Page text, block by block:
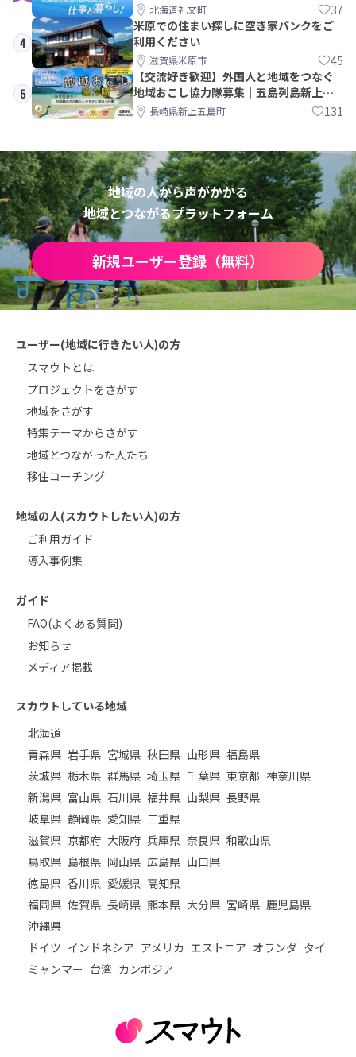
北海道礼文町 37
4
米原での住まい探しに空き家バンクをご
利用ください
滋賀県米原市 45
5
【交流好き歓迎】外国人と地域をつなぐ
地域おこし協力隊募集｜五島列島新上五
島町長崎県新上五島町 131
地域の人から声がかかる
地域とつながるプラットフォーム
新規ユーザー登録（無料）
ユーザー(地域に行きたい人)の方
スマウトとは
プロジェクトをさがす
地域をさがす
特集テーマからさがす
地域とつながった人たち
移住コーチング
地域の人(スカウトしたい人)の方
ご利用ガイド
導入事例集
ガイド
FAQ(よくある質問)
お知らせ
メディア掲載
スカウトしている地域
北海道
青森県 岩手県 宮城県 秋田県 山形県 福島県
茨城県 栃木県 群馬県 埼玉県 千葉県 東京都 神奈川県
新潟県 富山県 石川県 福井県 山梨県 長野県
岐阜県 静岡県 愛知県 三重県
滋賀県 京都府 大阪府 兵庫県 奈良県 和歌山県
鳥取県 島根県 岡山県 広島県 山口県
徳島県 香川県 愛媛県 高知県
福岡県 佐賀県 長崎県 熊本県 大分県 宮崎県 鹿児島県
沖縄県
ドイツ インドネシア アメリカ エストニア オランダ タイ
ミャンマー 台湾 カンボジア